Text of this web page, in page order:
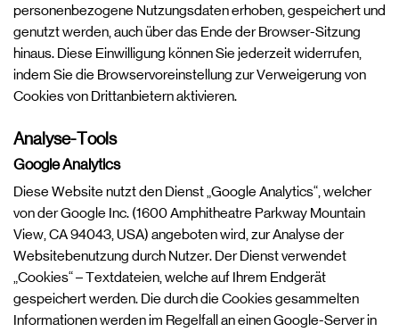
personenbezogene Nutzungsdaten erhoben, gespeichert und
genutzt werden, auch über das Ende der Browser-Sitzung
hinaus. Diese Einwilligung können Sie jederzeit widerrufen,
indem Sie die Browservoreinstellung zur Verweigerung von
Cookies von Drittanbietern aktivieren.
Analyse-Tools
Google Analytics
Diese Website nutzt den Dienst „Google Analytics“, welcher
von der Google Inc. (1600 Amphitheatre Parkway Mountain
View, CA 94043, USA) angeboten wird, zur Analyse der
Websitebenutzung durch Nutzer. Der Dienst verwendet
„Cookies“ – Textdateien, welche auf Ihrem Endgerät
gespeichert werden. Die durch die Cookies gesammelten
Informationen werden im Regelfall an einen Google-Server in